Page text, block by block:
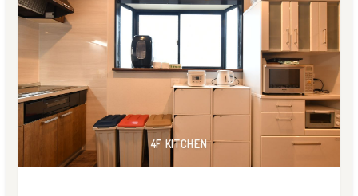
4F ROOM
4F KITCHEN
4F ROOM
4F OTHER
4F ENTRANCE
4F OTHER
1F ENVIRONMENT
4F ROOM
4F ROOM
4F KITCHEN